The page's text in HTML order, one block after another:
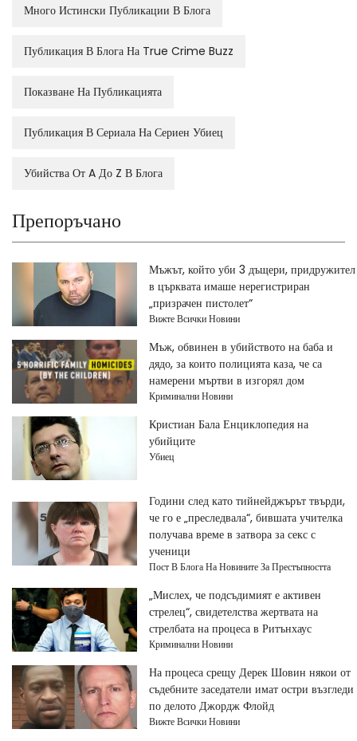
Много Истински Публикации В Блога
Публикация В Блога На True Crime Buzz
Показване На Публикацията
Публикация В Сериала На Сериен Убиец
Убийства От A До Z В Блога
Препоръчано
Мъжът, който уби 3 дъщери, придружител
в църквата имаше нерегистриран
„призрачен пистолет“
Вижте Всички Новини
Мъж, обвинен в убийството на баба и
дядо, за които полицията каза, че са
намерени мъртви в изгорял дом
Криминални Новини
Кристиан Бала Енциклопедия на
убийците
Убиец
Години след като тийнейджърът твърди,
че го е „преследвала“, бившата учителка
получава време в затвора за секс с
ученици
Пост В Блога На Новините За Престъпността
„Мислех, че подсъдимият е активен
стрелец“, свидетелства жертвата на
стрелбата на процеса в Ритънхаус
Криминални Новини
На процеса срещу Дерек Шовин някои от
съдебните заседатели имат остри възгледи
по делото Джордж Флойд
Вижте Всички Новини